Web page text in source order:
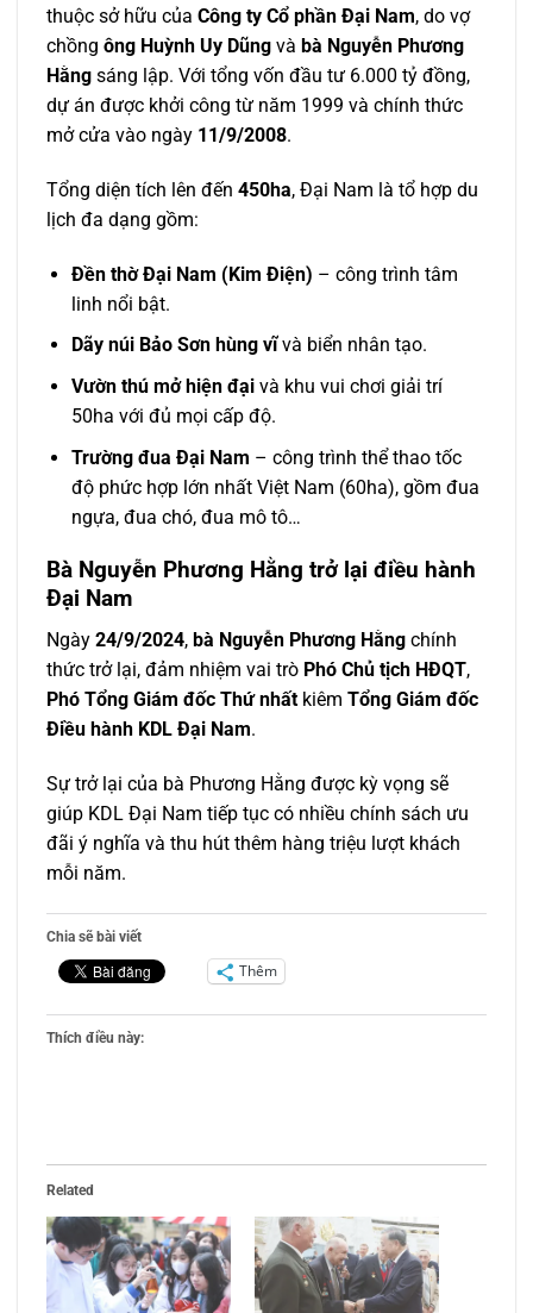
thuộc sở hữu của Công ty Cổ phần Đại Nam, do vợ
chồng ông Huỳnh Uy Dũng và bà Nguyễn Phương
Hằng sáng lập. Với tổng vốn đầu tư 6.000 tỷ đồng,
dự án được khởi công từ năm 1999 và chính thức
mở cửa vào ngày 11/9/2008.
Tổng diện tích lên đến 450ha, Đại Nam là tổ hợp du
lịch đa dạng gồm:
Đền thờ Đại Nam (Kim Điện) – công trình tâm
linh nổi bật.
Dãy núi Bảo Sơn hùng vĩvà biển nhân tạo.
Vườn thú mở hiện đạivà khu vui chơi giải trí
50ha với đủ mọi cấp độ.
Trường đua Đại Nam – công trình thể thao tốc
độ phức hợp lớn nhất Việt Nam (60ha), gồm đua
ngựa, đua chó, đua mô tô…
Bà Nguyễn Phương Hằng trở lại điều hành
Đại Nam
Ngày 24/9/2024, bà Nguyễn Phương Hằng chính
thức trở lại, đảm nhiệm vai trò Phó Chủ tịch HĐQT,
Phó Tổng Giám đốc Thứ nhất kiêm Tổng Giám đốc
Điều hành KDL Đại Nam.
Sự trở lại của bà Phương Hằng được kỳ vọng sẽ
giúp KDL Đại Nam tiếp tục có nhiều chính sách ưu
đãi ý nghĩa và thu hút thêm hàng triệu lượt khách
mỗi năm.
Chia sẽ bài viết
Thêm
Thích điều này:
Related